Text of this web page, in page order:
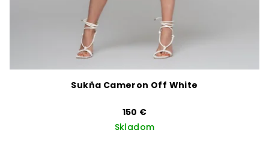
Sukňa Cameron Off White
150 €
Skladom